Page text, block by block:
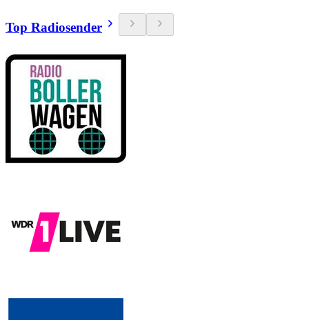
Top Radiosender